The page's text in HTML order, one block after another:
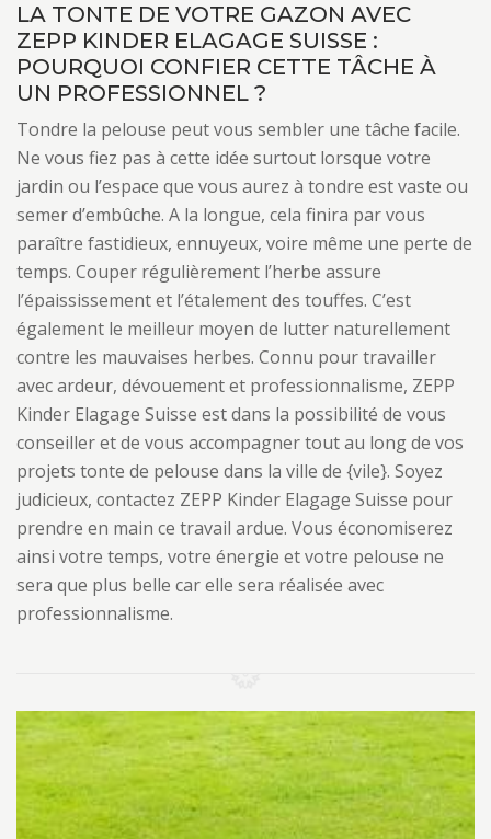
LA TONTE DE VOTRE GAZON AVEC
ZEPP KINDER ELAGAGE SUISSE :
POURQUOI CONFIER CETTE TÂCHE À
UN PROFESSIONNEL ?
Tondre la pelouse peut vous sembler une tâche facile.
Ne vous fiez pas à cette idée surtout lorsque votre
jardin ou l’espace que vous aurez à tondre est vaste ou
semer d’embûche. A la longue, cela finira par vous
paraître fastidieux, ennuyeux, voire même une perte de
temps. Couper régulièrement l’herbe assure
l’épaississement et l’étalement des touffes. C’est
également le meilleur moyen de lutter naturellement
contre les mauvaises herbes. Connu pour travailler
avec ardeur, dévouement et professionnalisme, ZEPP
Kinder Elagage Suisse est dans la possibilité de vous
conseiller et de vous accompagner tout au long de vos
projets tonte de pelouse dans la ville de {vile}. Soyez
judicieux, contactez ZEPP Kinder Elagage Suisse pour
prendre en main ce travail ardue. Vous économiserez
ainsi votre temps, votre énergie et votre pelouse ne
sera que plus belle car elle sera réalisée avec
professionnalisme.